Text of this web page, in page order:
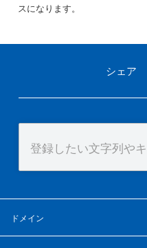
スになります。
シェア
ドメイン